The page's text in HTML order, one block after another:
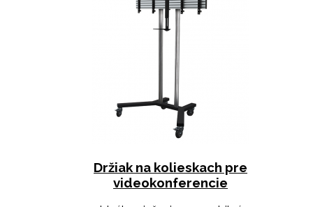
Držiak na kolieskach pre
videokonferencie